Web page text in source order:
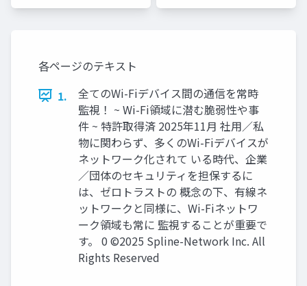
各ページのテキスト
1.
全てのWi-Fiデバイス間の通信を常時
監視！ ~ Wi-Fi領域に潜む脆弱性や事
件 ~ 特許取得済 2025年11月 社用／私
物に関わらず、多くのWi-Fiデバイスが
ネットワーク化されて いる時代、企業
／団体のセキュリティを担保するに
は、ゼロトラストの 概念の下、有線ネ
ットワークと同様に、Wi-Fiネットワ
ーク領域も常に 監視することが重要で
す。 0 ©2025 Spline-Network Inc. All
Rights Reserved